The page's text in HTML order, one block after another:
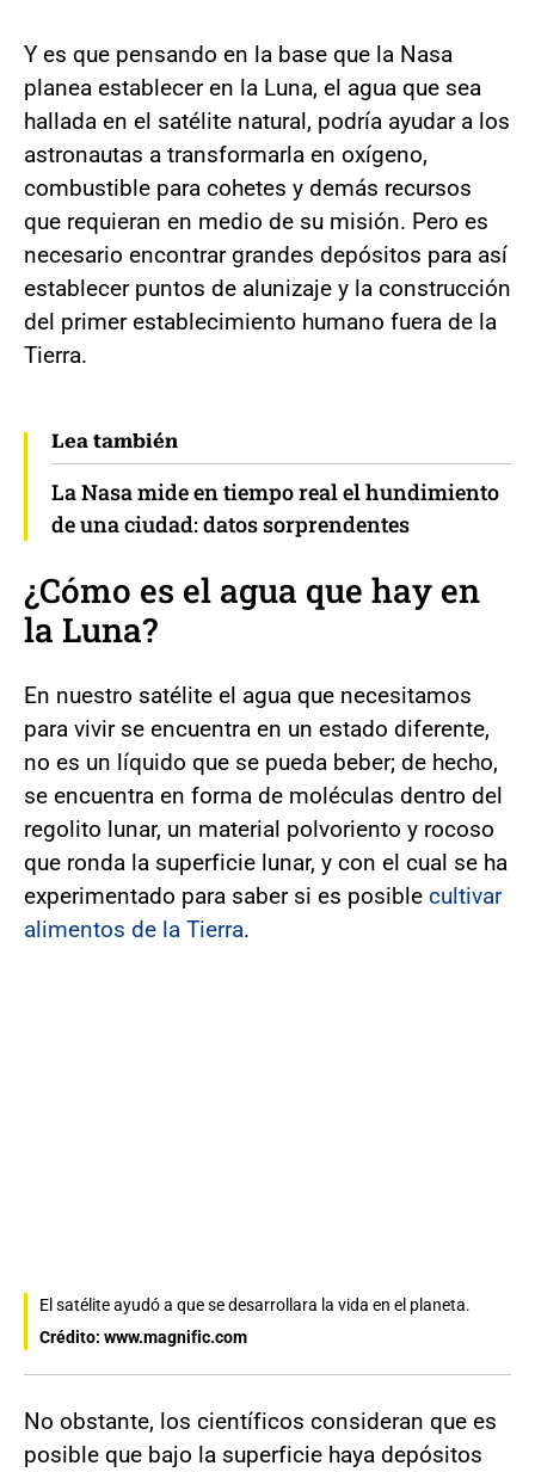
Y es que pensando en la base que la Nasa
planea establecer en la Luna, el agua que sea
hallada en el satélite natural, podría ayudar a los
astronautas a transformarla en oxígeno,
combustible para cohetes y demás recursos
que requieran en medio de su misión. Pero es
necesario encontrar grandes depósitos para así
establecer puntos de alunizaje y la construcción
del primer establecimiento humano fuera de la
Tierra.
Lea también
La Nasa mide en tiempo real el hundimiento
de una ciudad: datos sorprendentes
¿Cómo es el agua que hay en
la Luna?
En nuestro satélite el agua que necesitamos
para vivir se encuentra en un estado diferente,
no es un líquido que se pueda beber; de hecho,
se encuentra en forma de moléculas dentro del
regolito lunar, un material polvoriento y rocoso
que ronda la superficie lunar, y con el cual se ha
experimentado para saber si es posible cultivar
alimentos de la Tierra.
El satélite ayudó a que se desarrollara la vida en el planeta.
Crédito: www.magnific.com
No obstante, los científicos consideran que es
posible que bajo la superficie haya depósitos